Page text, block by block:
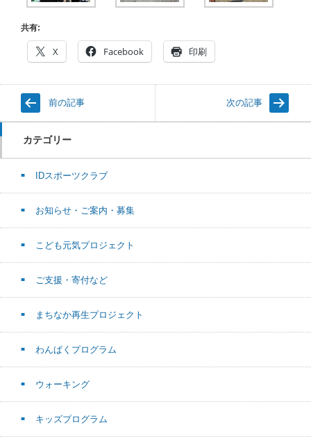
共有:
X Facebook 印刷
前の記事 次の記事
カテゴリー
IDスポーツクラブ
お知らせ・ご案内・募集
こども元気プロジェクト
ご支援・寄付など
まちなか再生プロジェクト
わんぱくプログラム
ウォーキング
キッズプログラム